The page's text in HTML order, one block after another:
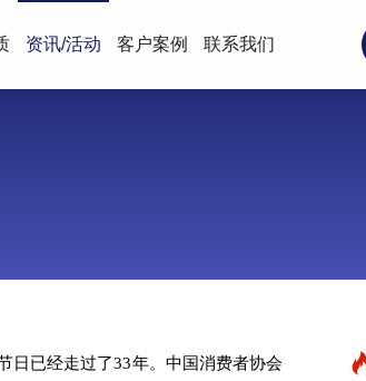
资讯/活动 客户案例 联系我们
日已经走过了33年。中国消费者协会